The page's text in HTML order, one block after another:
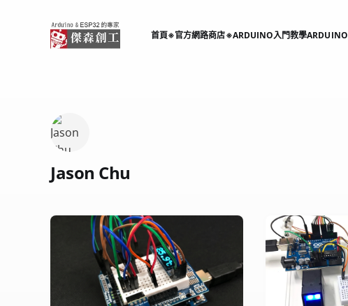
首頁※官方網路商店※ARDUINO入門教學ARDUINO
Jason Chu